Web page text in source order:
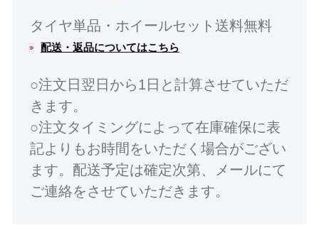
タイヤ単品・ホイールセット送料無料
配送・返品についてはこちら
○注文日翌日から1日と計算させていただ
きます。
○注文タイミングによって在庫確保に表
記よりもお時間をいただく場合がござい
ます。配送予定は確定次第、メールにて
ご連絡をさせていただきます。